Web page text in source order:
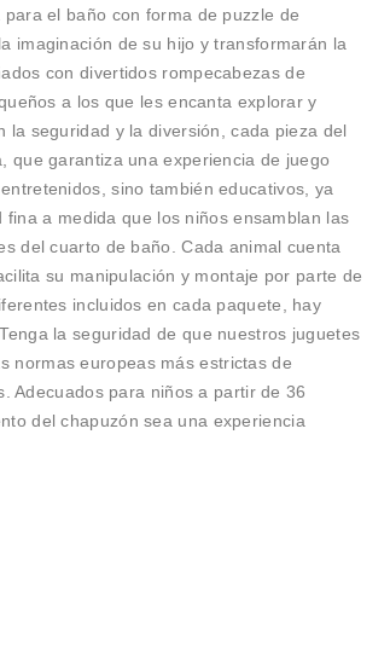
el baño con forma de puzzle de
imaginación de su hijo y transformarán la
con divertidos rompecabezas de
a los que les encanta explorar y
seguridad y la diversión, cada pieza del
que garantiza una experiencia de juego
sino también educativos, ya
a medida que los niños ensamblan las
del cuarto de baño. Cada animal cuenta
su manipulación y montaje por parte de
incluidos en cada paquete, hay
la seguridad de que nuestros juguetes
normas europeas más estrictas de
Adecuados para niños a partir de 36
del chapuzón sea una experiencia